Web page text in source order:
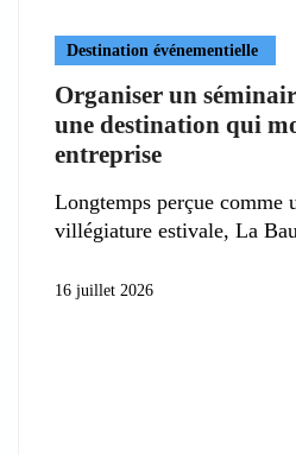
Destination événementielle
Organiser un
une destination qui
entreprise
Longtemps perçue comme
villégiature estivale, La
16 juillet 2026